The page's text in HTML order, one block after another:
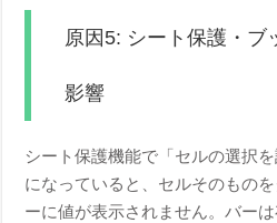
原因5: シート保護・ブ
影響
シート保護機能で「セルの選択
になっていると、セルそのもの
ーに値が表示されません。バー